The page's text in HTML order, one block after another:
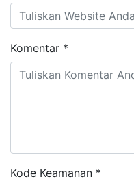
Komentar *
Kode Keamanan *